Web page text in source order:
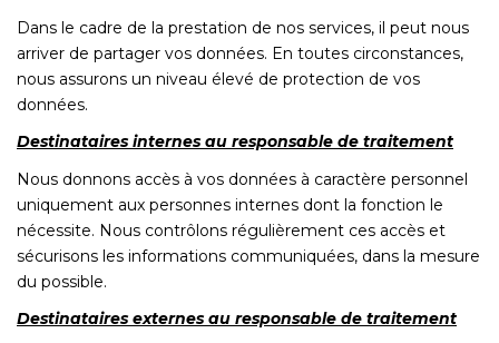
Dans le cadre de la prestation de nos services, il peut nous
arriver de partager vos données. En toutes circonstances,
nous assurons un niveau élevé de protection de vos
données.
Destinataires internes au responsable de traitement
Nous donnons accès à vos données à caractère personnel
uniquement aux personnes internes dont la fonction le
nécessite. Nous contrôlons régulièrement ces accès et
sécurisons les informations communiquées, dans la mesure
du possible.
Destinataires externes au responsable de traitement